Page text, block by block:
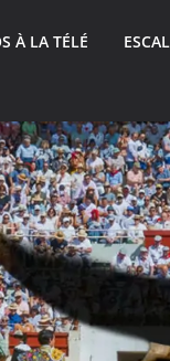
À LA TÉLÉ